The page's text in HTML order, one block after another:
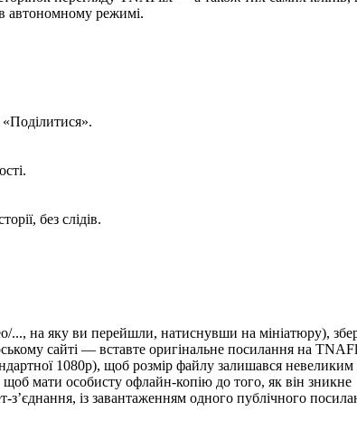
автономному режимі.
без слідів.
..., на яку ви перейшли, натиснувши на мініатюру),
сайті — вставте оригінальне посилання на
1080p), щоб розмір файлу залишався невеликим
мати особисту офлайн-копію до того, як він зникне
із завантаженням одного публічного